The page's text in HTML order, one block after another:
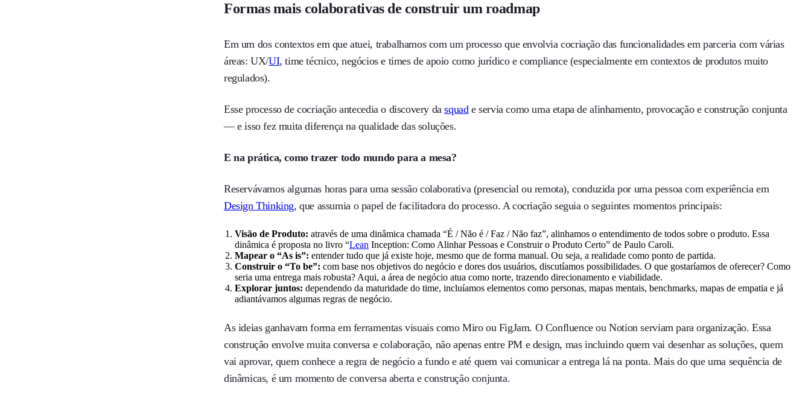
Formas mais colaborativas de construir um roadmap
Em um dos contextos em que atuei, trabalhamos com um processo que envolvia cocriação das funcionalidades em parceria com várias
áreas: UX/UI, time técnico, negócios e times de apoio como jurídico e compliance (especialmente em contextos de produtos muito
regulados).
Esse processo de cocriação antecedia o discovery dasquade servia como uma etapa de alinhamento, provocação e construção conjunta
— e isso fez muita diferença na qualidade das soluções.
E na prática, como trazer todo mundo para a mesa?
Reservávamos algumas horas para uma sessão colaborativa (presencial ou remota), conduzida por uma pessoa com experiência em
Design Thinking, que assumia o papel de facilitadora do processo. A cocriação seguia o seguintes momentos principais:
Visão de Produto: através de uma dinâmica chamada “É / Não é / Faz / Não faz”, alinhamos o entendimento de todos sobre o produto. Essa
dinâmica é proposta no livro “Lean Inception: Como Alinhar Pessoas e Construir o Produto Certo” de Paulo Caroli.
Mapear o “As is”: entender tudo que já existe hoje, mesmo que de forma manual. Ou seja, a realidade como ponto de partida.
Construir o “To be”: com base nos objetivos do negócio e dores dos usuários, discutíamos possibilidades. O que gostaríamos de oferecer? Como
seria uma entrega mais robusta? Aqui, a área de negócio atua como norte, trazendo direcionamento e viabilidade.
Explorar juntos: dependendo da maturidade do time, incluíamos elementos como personas, mapas mentais, benchmarks, mapas de empatia e já
adiantávamos algumas regras de negócio.
As ideias ganhavam forma em ferramentas visuais como Miro ou FigJam. O Confluence ou Notion serviam para organização. Essa
construção envolve muita conversa e colaboração, não apenas entre PM e design, mas incluindo quem vai desenhar as soluções, quem
vai aprovar, quem conhece a regra de negócio a fundo e até quem vai comunicar a entrega lá na ponta. Mais do que uma sequência de
dinâmicas, é um momento de conversa aberta e construção conjunta.